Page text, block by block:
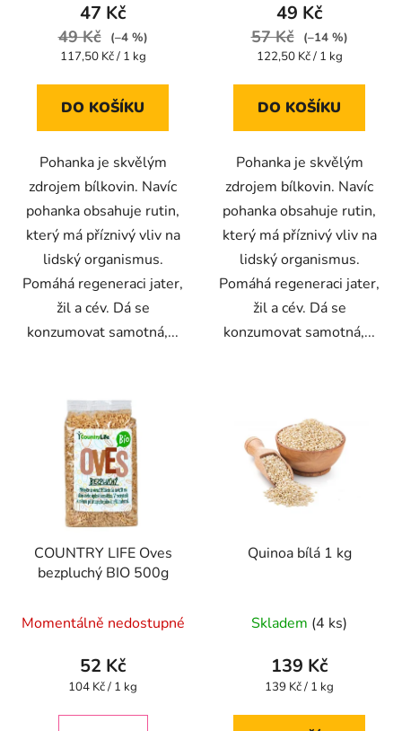
47 Kč
49 Kč
(–4 %)
Měrná
117,50 Kč / 1 kg
DO KOŠÍKU
Pohanka je skvělým
zdrojem bílkovin. Navíc
pohanka obsahuje rutin,
který má příznivý vliv na
lidský organismus.
Pomáhá regeneraci jater,
žil a cév. Dá se
konzumovat samotná,...
49 Kč
57 Kč
(–14 %)
Měrná
122,50 Kč / 1 kg
DO KOŠÍKU
Pohanka je skvělým
zdrojem bílkovin. Navíc
pohanka obsahuje rutin,
který má příznivý vliv na
lidský organismus.
Pomáhá regeneraci jater,
žil a cév. Dá se
konzumovat samotná,...
COUNTRY LIFE Oves
bezpluchý BIO 500g
Momentálně nedostupné
52 Kč
Měrná
104 Kč / 1 kg
Quinoa bílá 1 kg
hodnocení
produktu
je
Skladem (4 ks)
139 Kč
Měrná
139 Kč / 1 kg